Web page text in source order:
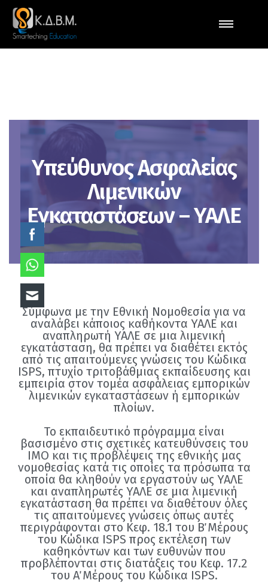
Υπεύθυνος Ασφαλείας
Λιμενικών
Εγκαταστάσεων – YAΛΕ
Σύμφωνα με την Εθνική Νομοθεσία για να
αναλάβει κάποιος καθήκοντα ΥΑΛΕ και
αναπληρωτή ΥΑΛΕ σε μια λιμενική
εγκατάσταση, θα πρέπει να διαθέτει εκτός
από τις απαιτούμενες γνώσεις του Κώδικα
ISPS, πτυχίο τριτοβάθμιας εκπαίδευσης και
εμπειρία στον τομέα ασφάλειας εμπορικών
λιμενικών εγκαταστάσεων ή εμπορικών
πλοίων.
Το εκπαιδευτικό πρόγραμμα είναι
βασισμένο στις σχετικές κατευθύνσεις του
ΙΜΟ και τις προβλέψεις της εθνικής μας
νομοθεσίας κατά τις οποίες τα πρόσωπα τα
οποία θα κληθούν να εργαστούν ως ΥΑΛΕ
και αναπληρωτές ΥΑΛΕ σε μια λιμενική
εγκατάσταση θα πρέπει να διαθέτουν όλες
τις απαιτούμενες γνώσεις όπως αυτές
περιγράφονται στο Κεφ. 18.1 του Β΄ Μέρους
του Κώδικα ISPS προς εκτέλεση των
καθηκόντων και των ευθυνών που
προβλέπονται στις διατάξεις του Κεφ. 17.2
του Α΄ Μέρους του Κώδικα ISPS.